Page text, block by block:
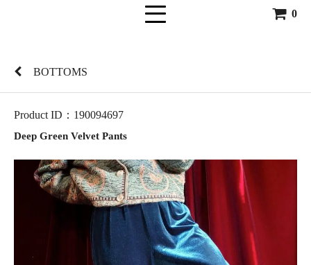
0
BOTTOMS
Product ID：190094697
Deep Green Velvet Pants